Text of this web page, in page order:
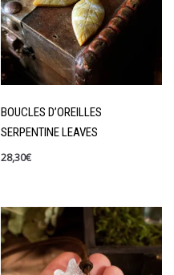
BOUCLES D’OREILLES
SERPENTINE LEAVES
28,30€